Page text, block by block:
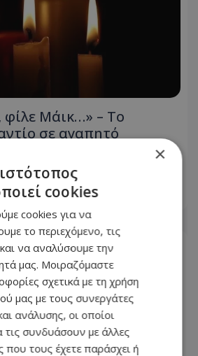
φίλε Μάικ…» – Το
σε αγαπητό
×
cookies
cookies για να
το περιεχόμενο, τις
να αναλύσουμε την
μας. Μοιραζόμαστε
σχετικά με τη χρήση
μας με τους συνεργάτες
ανάλυσης, οι οποίοι
τις συνδυάσουν με άλλες
που τους έχετε παράσχει ή